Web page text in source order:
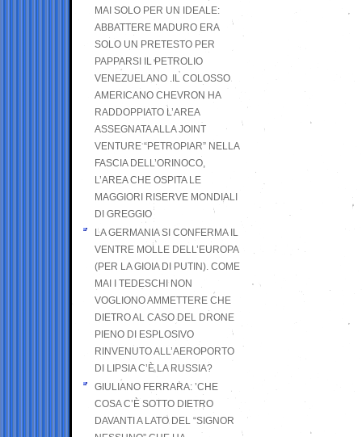
MAI SOLO PER UN IDEALE:
ABBATTERE MADURO ERA
SOLO UN PRETESTO PER
PAPPARSI IL PETROLIO
VENEZUELANO .IL COLOSSO
AMERICANO CHEVRON HA
RADDOPPIATO L’AREA
ASSEGNATA ALLA JOINT
VENTURE “PETROPIAR” NELLA
FASCIA DELL’ORINOCO,
L’AREA CHE OSPITA LE
MAGGIORI RISERVE MONDIALI
DI GREGGIO
LA GERMANIA SI CONFERMA IL
VENTRE MOLLE DELL’EUROPA
(PER LA GIOIA DI PUTIN). COME
MAI I TEDESCHI NON
VOGLIONO AMMETTERE CHE
DIETRO AL CASO DEL DRONE
PIENO DI ESPLOSIVO
RINVENUTO ALL’AEROPORTO
DI LIPSIA C’È LA RUSSIA?
GIULIANO FERRARA: ’CHE
COSA C’È SOTTO DIETRO
DAVANTI A LATO DEL “SIGNOR